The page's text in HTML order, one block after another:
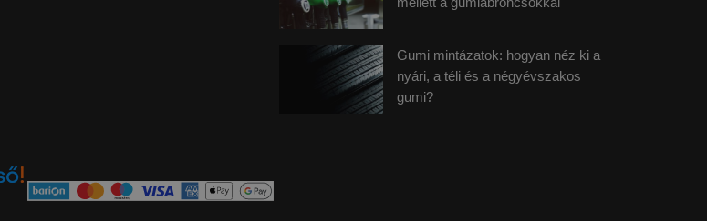
Gumi mintázatok: hogyan néz ki a
nyári, a téli és a négyévszakos
gumi?